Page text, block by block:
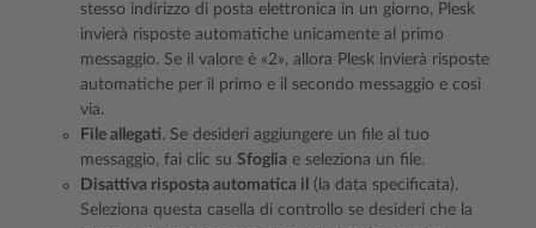
stesso indirizzo di posta elettronica in un giorno, Plesk
invierà risposte automatiche unicamente al primo
messaggio. Se il valore è «2», allora Plesk invierà risposte
automatiche per il primo e il secondo messaggio e così
via.
File allegati. Se desideri aggiungere un file al tuo
messaggio, fai clic su Sfoglia e seleziona un file.
Disattiva risposta automatica il (la data specificata).
Seleziona questa casella di controllo se desideri che la